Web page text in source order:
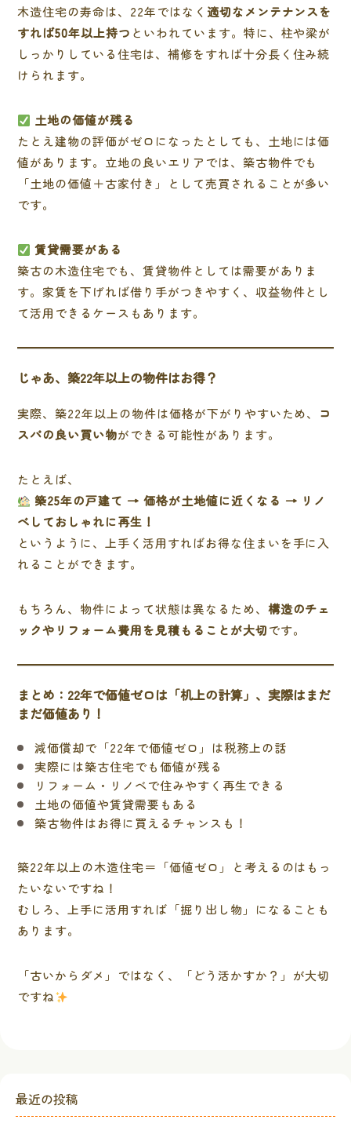
木造住宅の寿命は、22年ではなく 適切なメンテナンスを
すれば50年以上持つ といわれています。特に、柱や梁が
しっかりしている住宅は、補修をすれば十分長く住み続
けられます。
土地の価値が残る
たとえ建物の評価がゼロになったとしても、土地には価
値があります。立地の良いエリアでは、築古物件でも
「土地の価値＋古家付き」として売買されることが多い
です。
賃貸需要がある
築古の木造住宅でも、賃貸物件としては需要がありま
す。家賃を下げれば借り手がつきやすく、収益物件とし
て活用できるケースもあります。
じゃあ、築22年以上の物件はお得？
実際、築22年以上の物件は価格が下がりやすいため、 コ
スパの良い買い物ができる可能性があります。
たとえば、
築25年の戸建て → 価格が土地値に近くなる → リノ
ベしておしゃれに再生！
というように、上手く活用すればお得な住まいを手に入
れることができます。
もちろん、物件によって状態は異なるため、 構造のチェ
ックやリフォーム費用を見積もることが大切です。
まとめ：22年で価値ゼロは「机上の計算」、実際はまだ
まだ価値あり！
減価償却で「22年で価値ゼロ」は税務上の話
実際には築古住宅でも価値が残る
リフォーム・リノベで住みやすく再生できる
土地の価値や賃貸需要もある
築古物件はお得に買えるチャンスも！
築22年以上の木造住宅＝「価値ゼロ」と考えるのはもっ
たいないですね！
むしろ、上手に活用すれば「掘り出し物」になることも
あります。
「古いからダメ」ではなく、「どう活かすか？」が大切
ですね
最近の投稿